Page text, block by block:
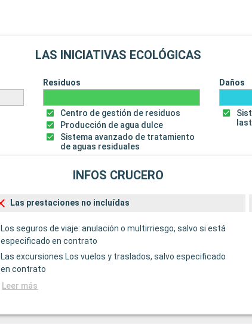
LAS INICIATIVAS ECOLÓGICAS
Residuos
Centro de gestión de residuos
Producción de agua dulce
Sistema avanzado de tratamiento
de aguas residuales
Daños
INFOS CRUCERO
Las prestaciones no incluídas
Los seguros de viaje: anulación o multirriesgo, salvo si está
especificado en contrato
Las excursiones Los vuelos y traslados, salvo especificado
en contrato
Leer más